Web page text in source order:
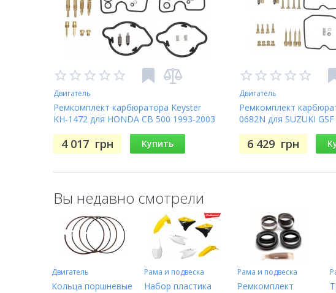
Двигатель
Ремкомплект карбюратора Keyster
KH-1472 для HONDA CB 500 1993-2003
4 017 грн Купить
Двигатель
Ремкомплект
0682N для SUZUKI
6 429 грн
Вы недавно смотрели
Двигатель
Кольца поршневые
Рама и подвеска
Набор пластика
Рама и подвеска
Ремкомплект